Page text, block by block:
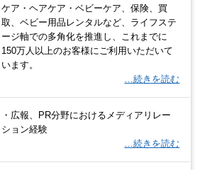
ケア・ヘアケア・ベビーケア、保険、買
取、ベビー用品レンタルなど、ライフステ
ージ軸での多角化を推進し、これまでに
150万⼈以上のお客様にご利用いただいて
います。
…続きを読む
・広報、PR分野におけるメディアリレー
ション経験
…続きを読む